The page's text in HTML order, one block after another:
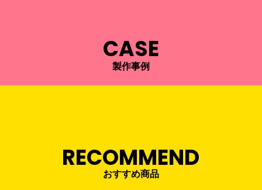
CASE
製作事例
RECOMMEND
おすすめ商品